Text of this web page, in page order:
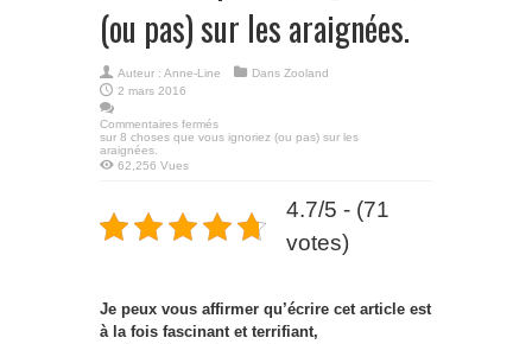
(ou pas) sur les araignées.
Auteur : Anne-Line Dans Zooland
2 mars 2016
Commentaires fermés
sur 8 choses que vous ignoriez (ou pas) sur les
araignées.
62,256 Vues
4.7/5 - (71
votes)
Je peux vous affirmer qu’écrire cet article est
à la fois fascinant et terrifiant,